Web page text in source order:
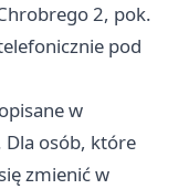
2, pok.
pod
w
Dla osób, które
zmienić w